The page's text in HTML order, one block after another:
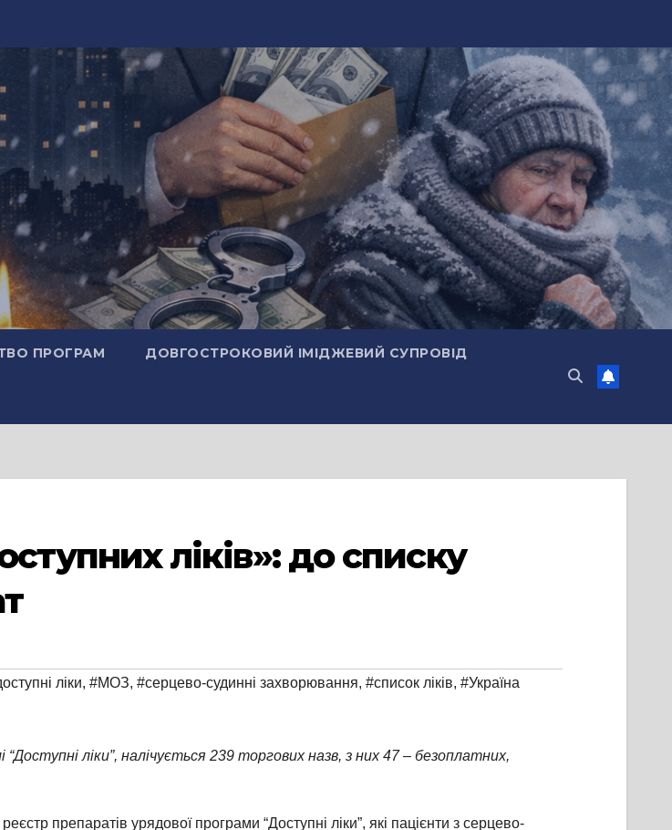
ПРОГРАМ ДОВГОСТРОКОВИЙ ІМІДЖЕВИЙ СУПРОВІД
ліків»: до списку
ліки, #МОЗ, #серцево-судинні захворювання, #список ліків, #Україна
ліки”, налічується 239 торгових назв, з них 47 – безоплатних,
препаратів урядової програми “Доступні ліки”, які пацієнти з серцево-